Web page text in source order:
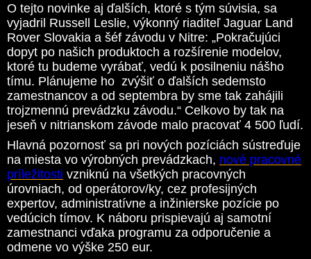
O tejto novinke aj ďalších, ktoré s tým súvisia, sa
vyjadril Russell Leslie, výkonný riaditeľ Jaguar Land
Rover Slovakia a šéf závodu v Nitre: „Pokračujúci
dopyt po našich produktoch a rozšírenie modelov,
ktoré tu budeme vyrábať, vedú k posilneniu nášho
tímu. Plánujeme ho zvýšiť o ďalších sedemsto
zamestnancov a od septembra by sme tak zahájili
trojzmennú prevádzku závodu.“ Celkovo by tak na
jeseň v nitrianskom závode malo pracovať 4 500 ľudí.
Hlavná pozornosť sa pri nových pozíciách sústreďuje
na miesta vo výrobných prevádzkach, nové pracovné
príležitosti vzniknú na všetkých pracovných
úrovniach, od operátorov/ky, cez profesijných
expertov, administratívne a inžinierske pozície po
vedúcich tímov. K náboru prispievajú aj samotní
zamestnanci vďaka programu za odporučenie a
odmene vo výške 250 eur.